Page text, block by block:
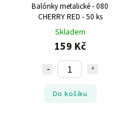
Balónky metalické - 080
CHERRY RED - 50 ks
Skladem
159 Kč
Do košíku